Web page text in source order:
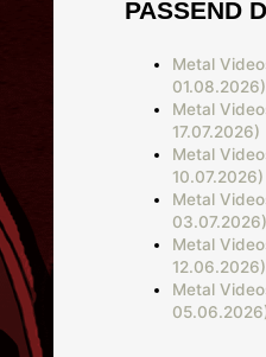
PASSEND
Metal
01.08.2026)
Metal
17.07.2026)
Metal
10.07.2026)
Metal
03.07.2026)
Metal
12.06.2026)
Metal